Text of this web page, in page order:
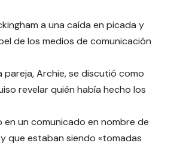
a una caída en picada y
de los medios de comunicación
pareja, Archie, se discutió como
revelar quién había hecho los
un comunicado en nombre de
que estaban siendo «tomadas